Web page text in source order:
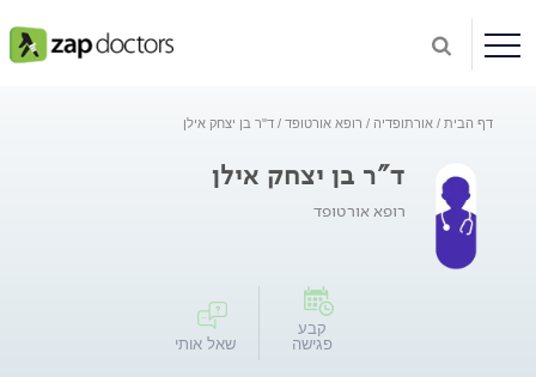
דף הבית אורתופדיה רופא אורטופד ד"ר בן יצחק אילן
ד"ר בן יצחק אילן
רופא אורטופד
קבע
פגישה
שאל אותי